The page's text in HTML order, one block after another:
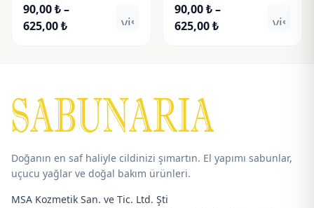
90,00₺–
625,00₺Fiyat
visibility
90,00₺–
625,00₺Fiyat
Doğanın en saf haliyle cildinizi şımartın. El yapımı sabunlar,
uçucu yağlar ve doğal bakım ürünleri.
MSA Kozmetik San. ve Tic. Ltd. Şti